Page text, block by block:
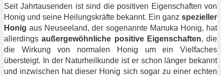
Seit Jahrtausenden ist sind die positiven Eigenschaften von
Honig und seine Heilungskräfte bekannt. Ein ganz spezieller
Honig aus Neuseeland, der sogenannte Manuka Honig, hat
allerdingsaußergewöhnliche positive Eigenschaften, die
die Wirkung von normalen Honig um ein Vielfaches
übersteigt. In der Naturheilkunde ist er schon länger bekannt
und inzwischen hat dieser Honig sich sogar zu einer echten